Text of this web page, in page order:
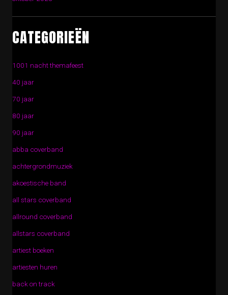
CATEGORIEËN
1001 nacht themafeest
40 jaar
70 jaar
80 jaar
90 jaar
abba coverband
achtergrondmuziek
akoestische band
all stars coverband
allround coverband
allstars coverband
artiest boeken
artiesten huren
back on track